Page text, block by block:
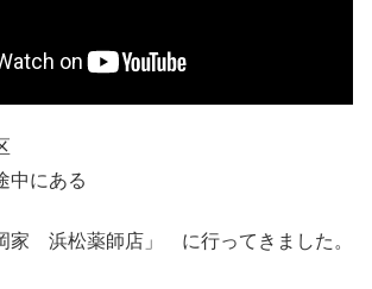
中にある
家 浜松薬師店」 に行ってきました。